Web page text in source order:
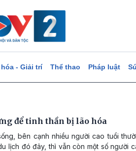
hóa - Giải trí Thể thao Pháp luật
để tinh thần bị lão hóa
bên cạnh nhiều người cao tuổi
lịch đó đây, thì vẫn còn một số người